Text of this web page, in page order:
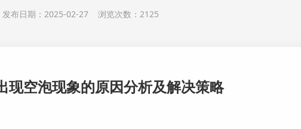
发布日期：2025-02-27 浏览次数：2125
现空泡现象的原因分析及解决策略